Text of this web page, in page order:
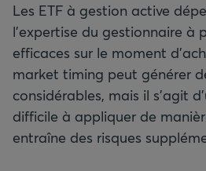
Les ETF à gestion active
l’expertise du gestionnaire à
efficaces sur le moment
market timing peut générer
considérables, mais il s’agit
difficile à appliquer de
entraîne des risques